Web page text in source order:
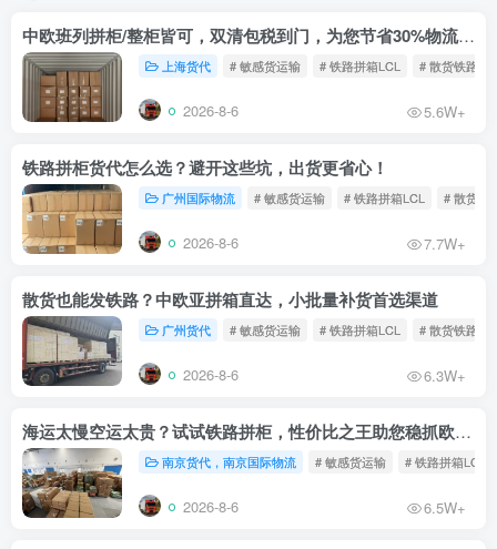
中欧班列拼柜/整柜皆可，双清包税到门，为您节省30%物流成本！
上海货代 # 敏感货运输 # 铁路拼箱LCL # 散货铁路
2026-8-6 5.6W+
铁路拼柜货代怎么选？避开这些坑，出货更省心！
广州国际物流 # 敏感货运输 # 铁路拼箱LCL # 散货铁
2026-8-6 7.7W+
散货也能发铁路？中欧亚拼箱直达，小批量补货首选渠道
广州货代 # 敏感货运输 # 铁路拼箱LCL # 散货铁路
2026-8-6 6.3W+
海运太慢空运太贵？试试铁路拼柜，性价比之王助您稳抓欧洲市场
南京货代，南京国际物流 # 敏感货运输 # 铁路拼箱LCL
2026-8-6 6.5W+